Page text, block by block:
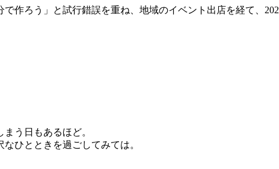
作ろう」と試行錯誤を重ね、地域のイベント出店を経て、
う日もあるほど。
ひとときを過ごしてみては。